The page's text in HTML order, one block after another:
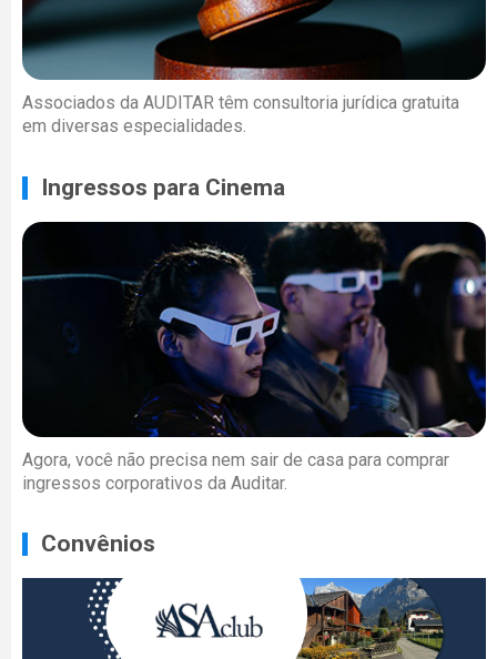
Associados da AUDITAR têm consultoria jurídica gratuita
em diversas especialidades.
Ingressos para Cinema
Agora, você não precisa nem sair de casa para comprar
ingressos corporativos da Auditar.
Convênios